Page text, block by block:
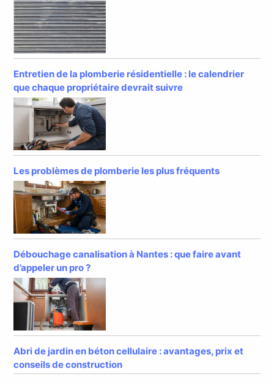
Entretien de la plomberie résidentielle : le calendrier
que chaque propriétaire devrait suivre
Les problèmes de plomberie les plus fréquents
Débouchage canalisation à Nantes : que faire avant
d’appeler un pro ?
Abri de jardin en béton cellulaire : avantages, prix et
conseils de construction